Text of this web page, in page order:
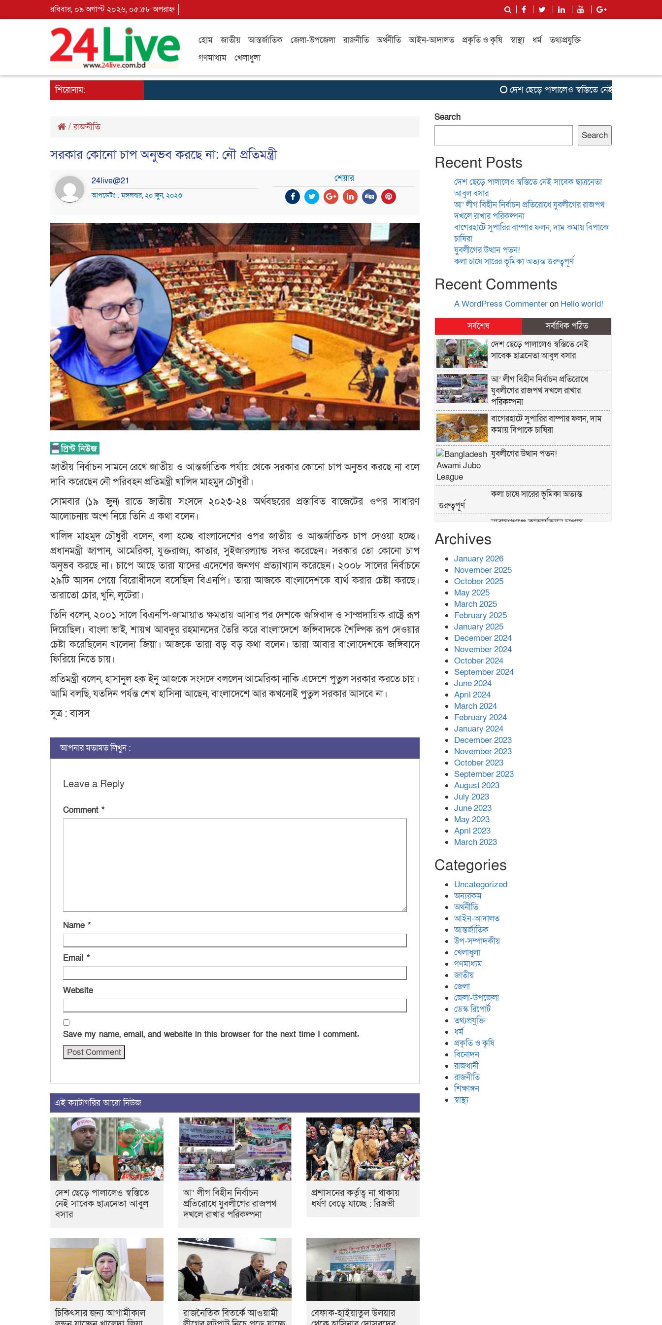
রবিবার, ০৯ অগাস্ট ২০২৬, ০৫:৫৮ অপরাহ্ন
হোম জাতীয় আন্তর্জাতিক জেলা-উপজেলা রাজনীতি অর্থনীতি আইন-আদালত প্রকৃতি ও কৃষি স্বাস্থ্য ধর্ম
তথ্যপ্রযুক্তি
গণমাধ্যম
খেলাধুলা
শিরোনাম: দেশ ছেড়ে পালালেও স্বস্তিতে নেই সাবেক ছাত্রনেতা
/রাজনীতি
সরকার কোনো চাপ অনুভব করছে না: নৌ প্রতিমন্ত্রী
24live@21
আপডেটঃ : মঙ্গলবার, ২০ জুন, ২০২৩
শেয়ার
জাতীয় নির্বাচন সামনে রেখে জাতীয় ও আন্তর্জাতিক পর্যায় থেকে সরকার কোনো চাপ অনুভব করছে না বলে
দাবি করেছেন নৌ পরিবহন প্রতিমন্ত্রী খালিদ মাহমুদ চৌধুরী।
সোমবার (১৯ জুন) রাতে জাতীয় সংসদে ২০২৩-২৪ অর্থবছরের প্রস্তাবিত বাজেটের ওপর সাধারণ
আলোচনায় অংশ নিয়ে তিনি এ কথা বলেন।
খালিদ মাহমুদ চৌধুরী বলেন, বলা হচ্ছে বাংলাদেশের ওপর জাতীয় ও আন্তর্জাতিক চাপ দেওয়া হচ্ছে।
প্রধানমন্ত্রী জাপান, আমেরিকা, যুক্তরাজ্য, কাতার, সুইজারল্যান্ড সফর করেছেন। সরকার তো কোনো চাপ
অনুভব করছে না। চাপে আছে তারা যাদের এদেশের জনগণ প্রত্যাখ্যান করেছেন। ২০০৮ সালের নির্বাচনে
২৯টি আসন পেয়ে বিরোধীদলে বসেছিল বিএনপি। তারা আজকে বাংলাদেশকে ব্যর্থ করার চেষ্টা করছে।
তারাতো চোর, খুনি, লুটেরা।
তিনি বলেন, ২০০১ সালে বিএনপি-জামায়াত ক্ষমতায় আসার পর দেশকে জঙ্গিবাদ ও সাম্প্রদায়িক রাষ্ট্রে রূপ
দিয়েছিল। বাংলা ভাই, শায়খ আবদুর রহমানদের তৈরি করে বাংলাদেশে জঙ্গিবাদকে শৈল্পিক রূপ দেওয়ার
চেষ্টা করেছিলেন খালেদা জিয়া। আজকে তারা বড় বড় কথা বলেন। তারা আবার বাংলাদেশকে জঙ্গিবাদে
ফিরিয়ে নিতে চায়।
প্রতিমন্ত্রী বলেন, হাসানুল হক ইনু আজকে সংসদে বললেন আমেরিকা নাকি এদেশে পুতুল সরকার করতে চায়।
আমি বলছি, যতদিন পর্যন্ত শেখ হাসিনা আছেন, বাংলাদেশে আর কখনোই পুতুল সরকার আসবে না।
সূত্র : বাসস
আপনার মতামত লিখুন :
Leave a Reply
Comment *
Name *
Email *
Website
Save my name, email, and website in this browser for the next time I comment.
এই ক্যাটাগরির আরো নিউজ
দেশ ছেড়ে পালালেও স্বস্তিতে
নেই সাবেক ছাত্রনেতা আবুল
বসার
আ’ লীগ বিহীন নির্বাচন
প্রতিরোধে যুবলীগের রাজপথ
দখলে রাখার পরিকল্পনা
প্রশাসনের কর্তৃত্ব না থাকায়
ধর্ষণ বেড়ে যাচ্ছে : রিজভী
চিকিৎসার জন্য আগামীকাল
রাজনৈতিক বিতর্কে আওয়ামী
বেফাক-হাইয়াতুল উলয়ার
Search
Search
Recent Posts
দেশ ছেড়ে পালালেও স্বস্তিতে নেই সাবেক ছাত্রনেতা
আবুল বসার
আ’ লীগ বিহীন নির্বাচন প্রতিরোধে যুবলীগের রাজপথ
দখলে রাখার পরিকল্পনা
বাগেরহাটে সুপারির বাম্পার ফলন, দাম কমায় বিপাকে
চাষিরা
যুবলীগের উত্থান পতন!
কলা চাষে সারের ভূমিকা অত্যন্ত গুরুত্বপূর্ণ
Recent Comments
A WordPress Commenteron Hello world!
সর্বশেষ
সর্বাধিক পঠিত
দেশ ছেড়ে পালালেও স্বস্তিতে নেই
সাবেক ছাত্রনেতা আবুল বসার
আ’ লীগ বিহীন নির্বাচন প্রতিরোধে
যুবলীগের রাজপথ দখলে রাখার
পরিকল্পনা
বাগেরহাটে সুপারির বাম্পার ফলন, দাম
কমায় বিপাকে চাষিরা
যুবলীগের উত্থান পতন!
কলা চাষে সারের ভূমিকা অত্যন্ত
গুরুত্বপূর্ণ
নারায়ণগঞ্জে কাভার্ডভ্যান চাপায়
গার্মেন্টস শ্রমিক নিহত
পারবে, কী পারবে না
প্রশাসনের কর্তৃত্ব না থাকায় ধর্ষণ বেড়ে
বনানীতে গাড়িচাপায় পোশাকশ্রমিক
নিহত, সড়ক অবরোধ
শহীদের রক্তের সঙ্গে বেইমানি হয় এমন
কাজ কেউ যেন না করি -জামায়াত আমির
Archives
January 2026
November 2025
October 2025
May 2025
March 2025
February 2025
January 2025
December 2024
November 2024
October 2024
September 2024
June 2024
April 2024
March 2024
February 2024
January 2024
December 2023
November 2023
October 2023
September 2023
August 2023
July 2023
June 2023
May 2023
April 2023
March 2023
Categories
Uncategorized
অন্যরকম
অর্থনীতি
আইন-আদালত
আন্তর্জাতিক
উপ-সম্পাদকীয়
খেলাধুলা
গণমাধ্যম
জাতীয়
জেলা
জেলা-উপজেলা
ডেস্ক রিপোর্ট
তথ্যপ্রযুক্তি
ধর্ম
প্রকৃতি ও কৃষি
বিনোদন
রাজধানী
রাজনীতি
শিক্ষাঙ্গন
স্বাস্থ্য